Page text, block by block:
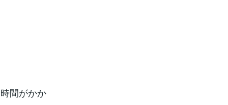
間がかか